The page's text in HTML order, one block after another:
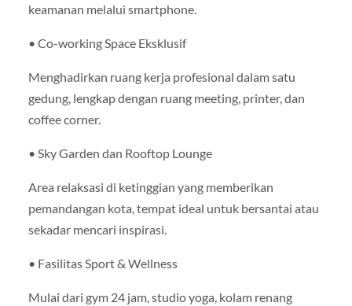
keamanan melalui smartphone.
• Co-working Space Eksklusif
Menghadirkan ruang kerja profesional dalam satu
gedung, lengkap dengan ruang meeting, printer, dan
coffee corner.
• Sky Garden dan Rooftop Lounge
Area relaksasi di ketinggian yang memberikan
pemandangan kota, tempat ideal untuk bersantai atau
sekadar mencari inspirasi.
• Fasilitas Sport & Wellness
Mulai dari gym 24 jam, studio yoga, kolam renang